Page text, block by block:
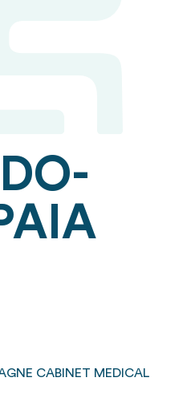
CABINET MEDICAL